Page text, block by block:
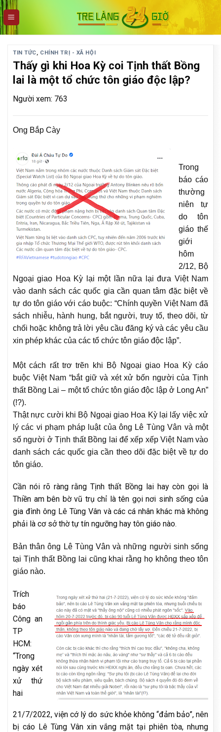
Skip
to
content
TIN TỨC, CHÍNH TRỊ - XÃ HỘI
Thấy gì khi Hoa Kỳ coi Tịnh thất Bồng
lai là một tổ chức tôn giáo độc lập?
Người xem: 763
Ong Bắp Cày
Trong
báo cáo
thường
niên tự
do tôn
giáo thế
giới
hôm
2/12, Bộ
Ngoại giao Hoa Kỳ lại một lần nữa lại đưa Việt Nam
vào danh sách các quốc gia cần quan tâm đặc biệt về
tự do tôn giáo với cáo buộc: “Chính quyền Việt Nam đã
sách nhiễu, hành hung, bắt người, truy tố, theo dõi, từ
chối hoặc không trả lời yêu cầu đăng ký và các yêu cầu
xin phép khác của các tổ chức tôn giáo độc lập”.
Một cách rất trơ trẽn khi Bộ Ngoại giao Hoa Kỳ cáo
buộc Việt Nam “bắt giữ và xét xử bốn người của Tịnh
thất Bồng Lai – một tổ chức tôn giáo độc lập ở Long An”
(!?).
Thật nực cười khi Bộ Ngoại giao Hoa Kỳ lại lấy việc xử
lý các vi phạm pháp luật của ông Lê Tùng Vân và một
số người ở Tịnh thất Bồng lai để xếp xếp Việt Nam vào
danh sách các quốc gia cần theo dõi đặc biệt về tự do
tôn giáo.
Cần nói rõ ràng rằng Tịnh thất Bồng lai hay còn gọi là
Thiền am bên bờ vũ trụ chỉ là tên gọi nơi sinh sống của
gia đình ông Lê Tùng Vân và các cá nhân khác mà không
phải là cơ sở thờ tự tín ngưỡng hay tôn giáo nào.
Bản thân ông Lê Tùng Vân và những người sinh sống
tại Tịnh thất Bồng lai cũng khai rằng họ không theo tôn
giáo nào.
Trích
báo
Công an
TP
HCM:
“Trong
ngày xét
xử thứ
hai
21/7/2022, viện cớ lý do sức khỏe không “đảm bảo”, nên
bị cáo Lê Tùng Vân xin vắng mặt tại phiên tòa, nhưng